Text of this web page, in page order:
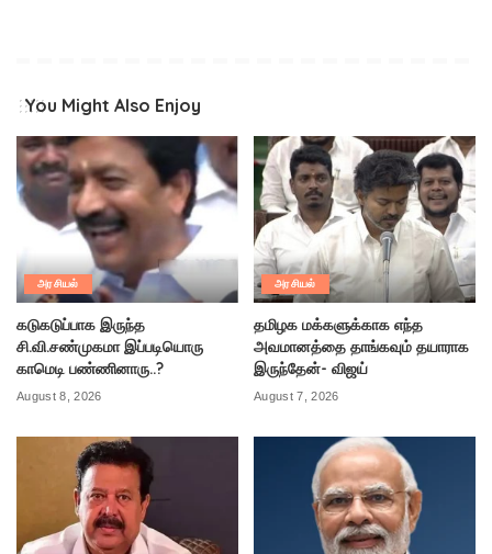
You Might Also Enjoy
அரசியல்
கடுகடுப்பாக இருந்த
சி.வி.சண்முகமா இப்படியொரு
காமெடி பண்ணினாரு..?
August 8, 2026
அரசியல்
தமிழக மக்களுக்காக எந்த
அவமானத்தை தாங்கவும் தயாராக
இருந்தேன்- விஜய்
August 7, 2026